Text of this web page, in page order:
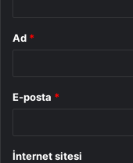
Ad *
E-posta *
İnternet sitesi